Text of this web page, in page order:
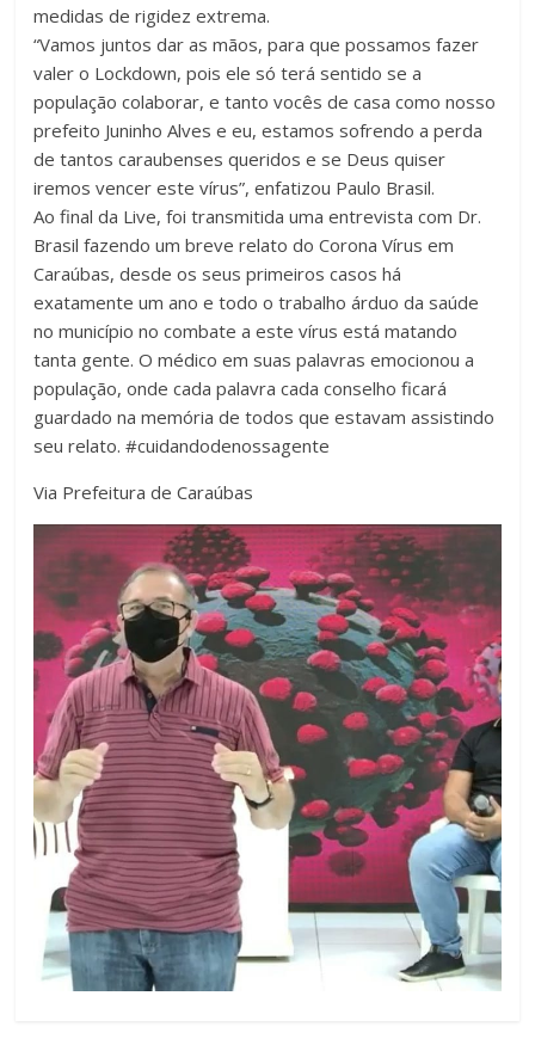
medidas de rigidez extrema.
“Vamos juntos dar as mãos, para que possamos fazer
valer o Lockdown, pois ele só terá sentido se a
população colaborar, e tanto vocês de casa como nosso
prefeito Juninho Alves e eu, estamos sofrendo a perda
de tantos caraubenses queridos e se Deus quiser
iremos vencer este vírus”, enfatizou Paulo Brasil.
Ao final da Live, foi transmitida uma entrevista com Dr.
Brasil fazendo um breve relato do Corona Vírus em
Caraúbas, desde os seus primeiros casos há
exatamente um ano e todo o trabalho árduo da saúde
no município no combate a este vírus está matando
tanta gente. O médico em suas palavras emocionou a
população, onde cada palavra cada conselho ficará
guardado na memória de todos que estavam assistindo
seu relato. #cuidandodenossagente
Via Prefeitura de Caraúbas